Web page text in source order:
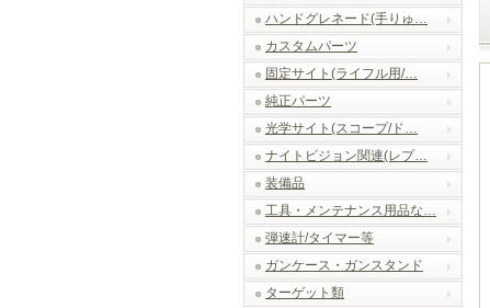
ハンドグレネード(手りゅ…
カスタムパーツ
固定サイト(ライフル用/…
純正パーツ
光学サイト(スコープ/ド…
ナイトビジョン関連(レプ…
装備品
工具・メンテナンス用品な…
弾速計/タイマー等
ガンケース・ガンスタンド
ターゲット類